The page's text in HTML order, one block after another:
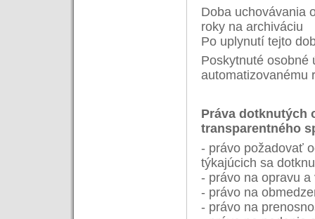
Doba uchovávania
roky na archiváciu
Po uplynutí tejto
Poskytnuté osobné
automatizovanému
Práva dotknutých
transparentného
- právo požadovať
týkajúcich sa
- právo na opravu
- právo na
- právo na